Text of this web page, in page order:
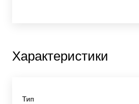
Характеристики
Тип